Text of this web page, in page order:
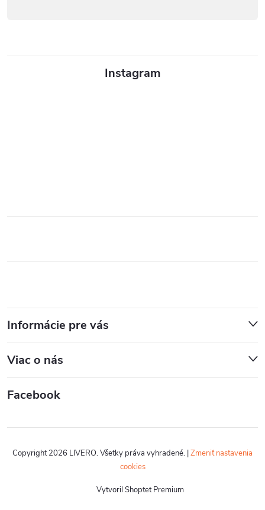
Instagram
Informácie pre vás
Viac o nás
Facebook
Vytvoril Shoptet Premium
Copyright 2026 LIVERO. Všetky práva vyhradené. |Zmeniť nastavenia
cookies